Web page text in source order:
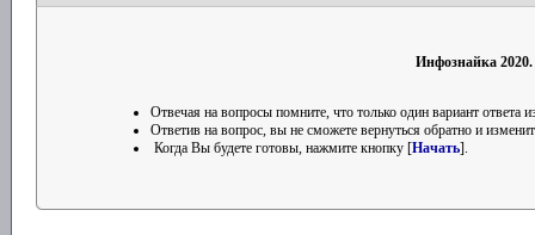
Инфознайка
Отвечая на вопросы помните, что только один вариант ответа
Ответив на вопрос, вы не сможете вернуться обратно и
Когда Вы будете готовы, нажмите кнопку [Начать].